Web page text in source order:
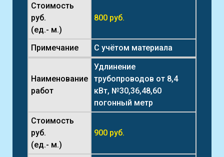
Стоимость
руб.
(ед.- м.)
800 руб.
Примечание С учётом материала
Наименование
работ
Удлинение
трубопроводов от 8,4
кВт, №30,36,48,60
погонный метр
Стоимость
руб.
(ед.- м.)
900 руб.